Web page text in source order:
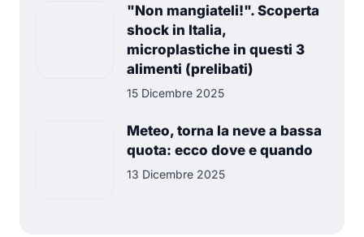
"Non mangiateli!". Scoperta
shock in Italia,
microplastiche in questi 3
alimenti (prelibati)
15 Dicembre 2025
Meteo, torna la neve a bassa
quota: ecco dove e quando
13 Dicembre 2025